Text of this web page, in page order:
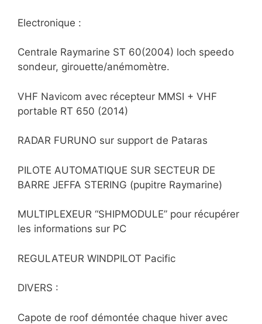
Electronique :
Centrale Raymarine ST 60(2004) loch speedo
sondeur, girouette/anémomètre.
VHF Navicom avec récepteur MMSI + VHF
portable RT 650 (2014)
RADAR FURUNO sur support de Pataras
PILOTE AUTOMATIQUE SUR SECTEUR DE
BARRE JEFFA STERING (pupitre Raymarine)
MULTIPLEXEUR “SHIPMODULE” pour récupérer
les informations sur PC
REGULATEUR WINDPILOT Pacific
DIVERS :
Capote de roof démontée chaque hiver avec